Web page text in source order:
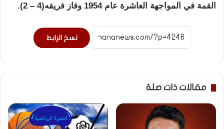
القمة في المواجهة العاشرة عام 1954 وفاز فريقه(4 – 2).
نسخ الرابط
مقالات ذات صلة